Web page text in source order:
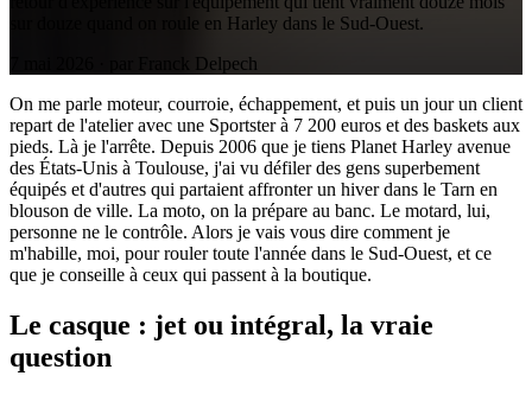
sur douze quand on roule en Harley dans le Sud-Ouest.
7 mai 2026 · par Franck Delpech
On me parle moteur, courroie, échappement, et puis un jour un client
repart de l'atelier avec une Sportster à 7 200 euros et des baskets aux
pieds. Là je l'arrête. Depuis 2006 que je tiens Planet Harley avenue
des États-Unis à Toulouse, j'ai vu défiler des gens superbement
équipés et d'autres qui partaient affronter un hiver dans le Tarn en
blouson de ville. La moto, on la prépare au banc. Le motard, lui,
personne ne le contrôle. Alors je vais vous dire comment je
m'habille, moi, pour rouler toute l'année dans le Sud-Ouest, et ce
que je conseille à ceux qui passent à la boutique.
Le casque : jet ou intégral, la vraie
question